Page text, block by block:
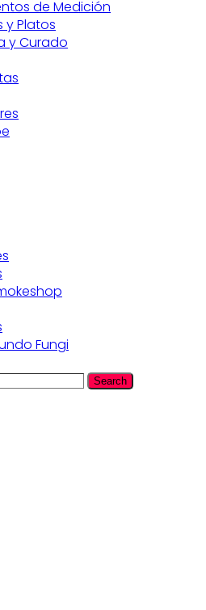
de Medición
y Platos
y Curado
Fungi
Search